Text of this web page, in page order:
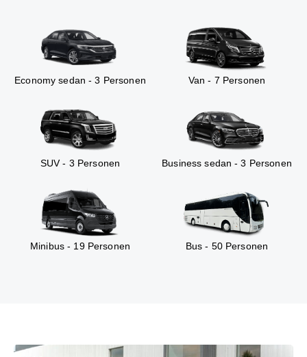
Economy sedan - 3 Personen Van - 7 Personen
SUV - 3 Personen Business sedan - 3 Personen
Minibus - 19 Personen Bus - 50 Personen